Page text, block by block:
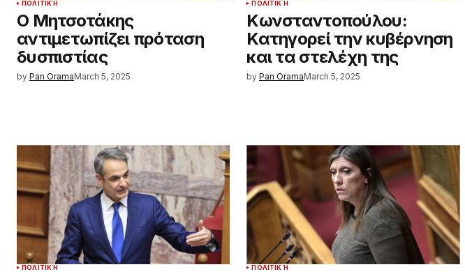
ΠΟΛΙΤΙΚΉ
Ο Μητσοτάκης
αντιμετωπίζει πρόταση
δυσπιστίας
by Pan OramaMarch 5, 2025
ΠΟΛΙΤΙΚΉ
Κωνσταντοπούλου:
Κατηγορεί την κυβέρνηση
και τα στελέχη της
by Pan OramaMarch 5, 2025
ΠΟΛΙΤΙΚΉ ΠΟΛΙΤΙΚΉ